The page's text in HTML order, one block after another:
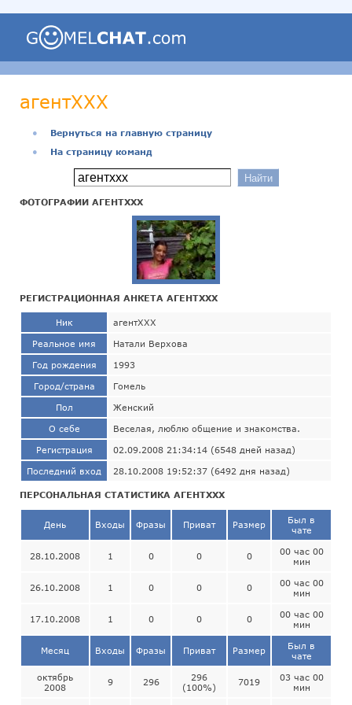
агентХХХ
●
Вернуться на главную страницу
●
На страницу команд
ФОТОГРАФИИ АГЕНТХХХ
РЕГИСТРАЦИОННАЯ АНКЕТА АГЕНТХХХ
Ник агентХХХ
Реальное имя Натали Верхова
Год рождения 1993
Город/страна Гомель
Пол Женский
О себе Веселая, люблю общение и знакомства.
Регистрация 02.09.2008 21:34:14 (6548 дней назад)
Последний вход 28.10.2008 19:52:37 (6492 дня назад)
ПЕРСОНАЛЬНАЯ СТАТИСТИКА АГЕНТХХХ
День Входы Фразы Приват Размер
Был в
чате
28.10.2008 1 0 0 0
00 час 00
мин
26.10.2008 1 0 0 0
00 час 00
мин
17.10.2008 1 0 0 0
00 час 00
мин
Месяц Входы Фразы Приват Размер
Был в
чате
октябрь
2008
9 296
296
(100%)
7019
03 час 00
мин